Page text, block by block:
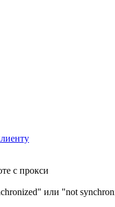
с прокси
или "not